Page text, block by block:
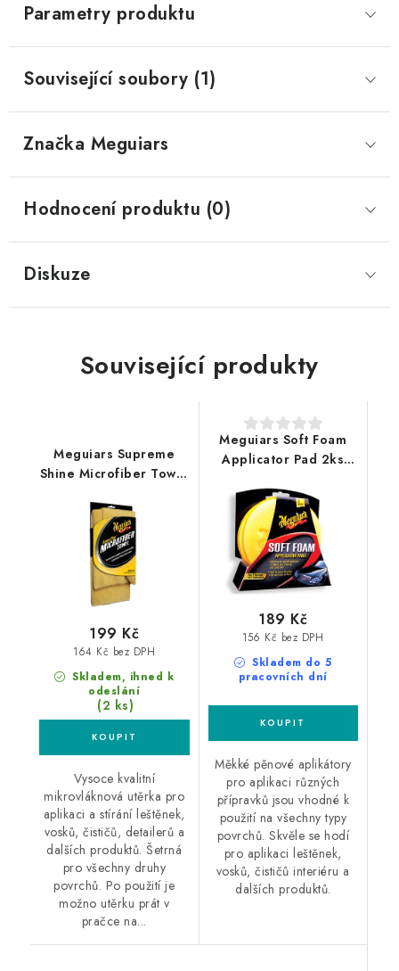
Parametry produktu
Související soubory (1)
Značka Meguiars
Hodnocení produktu (0)
Diskuze
Související produkty
Meguiars Supreme
Shine Microfiber Towel
mikrovláknová utěrka
Skladem, ihned k
odeslání
(2 ks)
164 Kč bez DPH
199 Kč
Vysoce kvalitní
mikrovláknová utěrka pro
aplikaci a stírání leštěnek,
vosků, čističů, detailerů a
dalších produktů. Šetrná
pro všechny druhy
povrchů. Po použití je
možno utěrku prát v
pračce na...
Meguiars Soft Foam
Applicator Pad 2ks
Skladem do 5
pracovních dní
156 Kč bez DPH
189 Kč
Měkké pěnové aplikátory
pro aplikaci různých
přípravků jsou vhodné k
použití na všechny typy
povrchů. Skvěle se hodí
pro aplikaci leštěnek,
vosků, čističů interiéru a
dalších produktů.